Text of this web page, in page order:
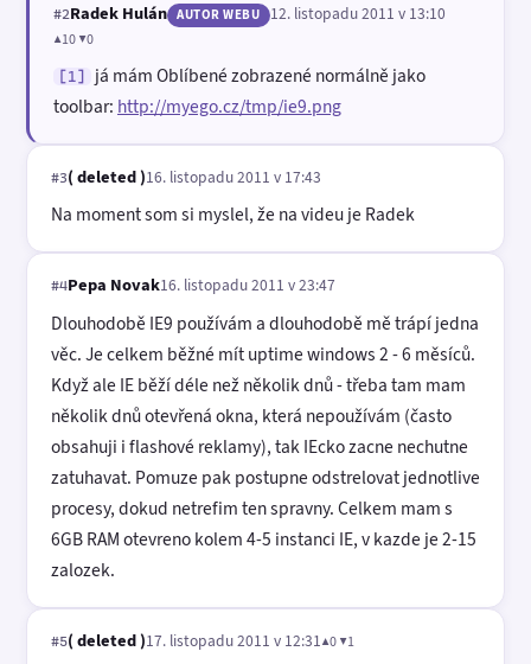
#2Radek Hulán AUTOR WEBU 12. listopadu 2011 v 13:10
▲10 ▼0
[1]
já mám Oblíbené zobrazené normálně jako
toolbar: http://myego.cz/tmp/ie9.png
#3( deleted )16. listopadu 2011 v 17:43
Na moment som si myslel, že na videu je Radek
#4Pepa Novak16. listopadu 2011 v 23:47
Dlouhodobě IE9 používám a dlouhodobě mě trápí jedna
věc. Je celkem běžné mít uptime windows 2 - 6 měsíců.
Když ale IE běží déle než několik dnů - třeba tam mam
několik dnů otevřená okna, která nepoužívám (často
obsahuji i flashové reklamy), tak IEcko zacne nechutne
zatuhavat. Pomuze pak postupne odstrelovat jednotlive
procesy, dokud netrefim ten spravny. Celkem mam s
6GB RAM otevreno kolem 4-5 instanci IE, v kazde je 2-15
zalozek.
#5( deleted )17. listopadu 2011 v 12:31▲0 ▼1